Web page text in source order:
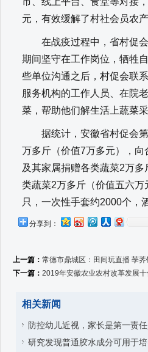
元，有效缓解了村社会员农
在战疫过程中，省村促会
期间坚守在工作岗位，牺牲
些单位沟通之后，村促会联
服务机构的工作人员、在院
菜，帮助他们解生活上蔬菜
据统计，安徽省村促会第
万多斤（价值7万多元），
及其家属捐赠各类蔬菜2万
类蔬菜2万多斤（价值五六
只，一次性手套约2000个，
分享到：
上一篇： 常德市鼎城区：田间玩直播 荸荠
下一篇： 2019年安徽农业农村改革发展
相关新闻
防控幼儿近视，家长是第一责任
研究发现普通胶水成分可用于